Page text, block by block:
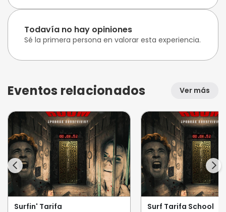
Todavía no hay opiniones
Sé la primera persona en valorar esta experiencia.
Eventos relacionados Ver más
Surfin' Tarifa Surf Tarifa School